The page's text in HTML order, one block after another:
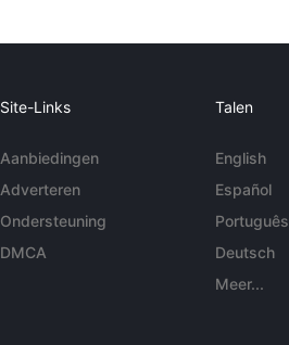
Site-Links
Aanbiedingen
Adverteren
Ondersteuning
DMCA
Talen
English
Español
Português
Deutsch
Meer...